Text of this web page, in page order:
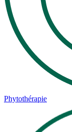
Phytothérapie